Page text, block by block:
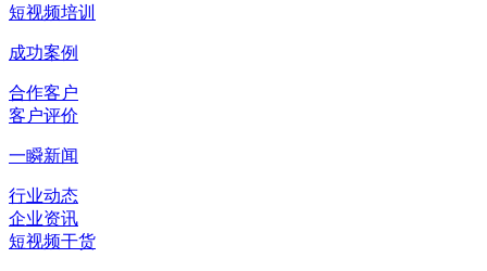
短视频培训
成功案例
合作客户
客户评价
一瞬新闻
行业动态
企业资讯
短视频干货